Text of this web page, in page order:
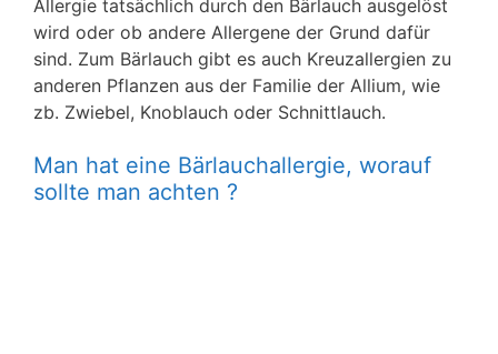
Allergie tatsächlich durch den Bärlauch ausgelöst
wird oder ob andere Allergene der Grund dafür
sind. Zum Bärlauch gibt es auch Kreuzallergien zu
anderen Pflanzen aus der Familie der Allium, wie
zb. Zwiebel, Knoblauch oder Schnittlauch.
Man hat eine Bärlauchallergie, worauf
sollte man achten ?